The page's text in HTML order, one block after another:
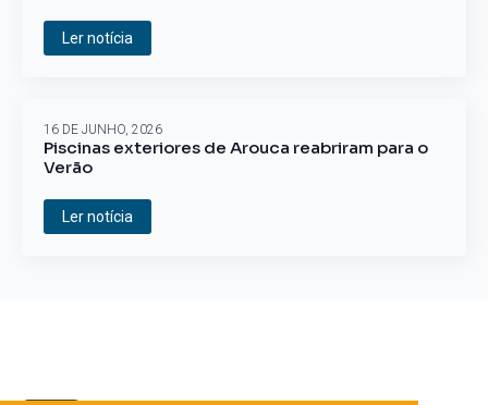
Ler notícia
Piscinas exteriores de Arouca reabriram para o
Verão
16 DE JUNHO, 2026
Ler notícia